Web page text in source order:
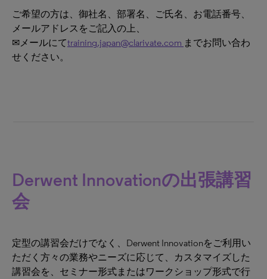
ご希望の方は、御社名、部署名、ご氏名、お電話番号、
メールアドレスをご記入の上、
✉メールにてtraining.japan@clarivate.com までお問い合わ
せください。
Derwent Innovationの出張講習
会
定型の講習会だけでなく、Derwent Innovationをご利用い
ただく方々の業務やニーズに応じて、カスタマイズした
講習会を、セミナー形式またはワークショップ形式で行